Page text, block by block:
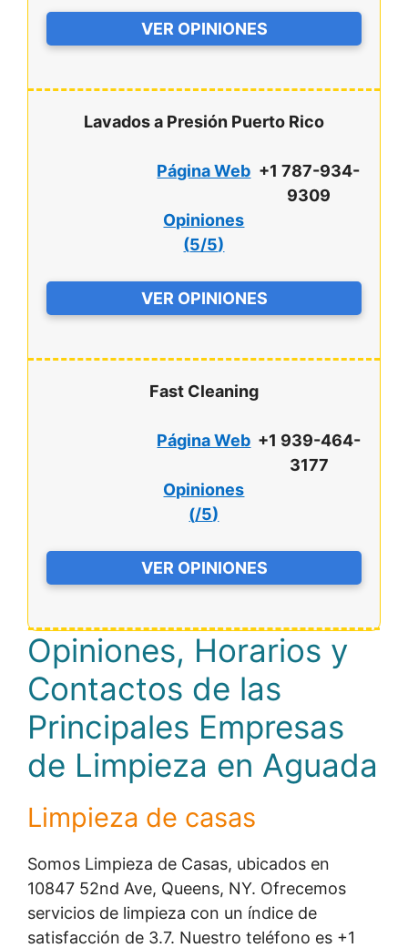
VER OPINIONES
Lavados a Presión Puerto Rico
Página Web
Opiniones
(5/5)
+1 787-934-
9309
VER OPINIONES
Fast Cleaning
Página Web
Opiniones
(/5)
+1 939-464-
3177
VER OPINIONES
Opiniones, Horarios y
Contactos de las
Principales Empresas
de Limpieza en Aguada
Limpieza de casas
Somos Limpieza de Casas, ubicados en
10847 52nd Ave, Queens, NY. Ofrecemos
servicios de limpieza con un índice de
satisfacción de 3.7. Nuestro teléfono es +1